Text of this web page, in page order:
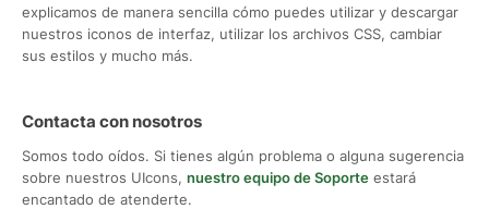
explicamos de manera sencilla cómo puedes utilizar y descargar
nuestros iconos de interfaz, utilizar los archivos CSS, cambiar
sus estilos y mucho más.
Contacta con nosotros
Somos todo oídos. Si tienes algún problema o alguna sugerencia
sobre nuestros UIcons, nuestro equipo de Soporte estará
encantado de atenderte.